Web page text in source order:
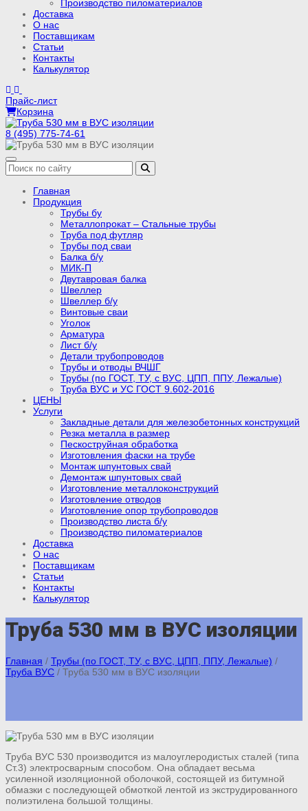
Производство пиломатериалов
Доставка
О нас
Поставщикам
Статьи
Контакты
Калькулятор
Прайс-лист
Корзина
8 (495) 775-74-61
Главная
Продукция
Трубы бу
Металлопрокат – Стальные трубы
Труба под футляр
Трубы под сваи
Балка б/у
МИК-П
Двутавровая балка
Швеллер
Швеллер б/у
Винтовые сваи
Уголок
Арматура
Лист б/у
Детали трубопроводов
Трубы и отводы ВЧШГ
Трубы (по ГОСТ, ТУ, с ВУС, ЦПП, ППУ, Лежалые)
Труба ВУС и УС ГОСТ 9.602-2016
ЦЕНЫ
Услуги
Закладные детали для железобетонных конструкций
Резка металла в размер
Пескоструйная обработка
Изготовления фаски на трубе
Монтаж шпунтовых свай
Демонтаж шпунтовых свай
Изготовление металлоконструкций
Изготовление отводов
Изготовление опор трубопроводов
Производство листа б/у
Производство пиломатериалов
Доставка
О нас
Поставщикам
Статьи
Контакты
Калькулятор
Труба 530 мм в ВУС изоляции
Главная / Трубы (по ГОСТ, ТУ, с ВУС, ЦПП, ППУ, Лежалые) /
Труба ВУС / Труба 530 мм в ВУС изоляции
Труба ВУС 530 производится из малоуглеродистых сталей (типа
Ст.3) электросварным способом. Она обладает весьма
усиленной изоляционной оболочкой, состоящей из битумной
обмазки с последующей обмоткой лентой из экструдированного
полиэтилена большой толщины.